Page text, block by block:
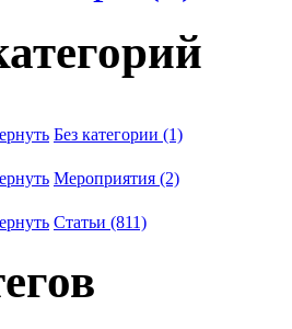
Без категории (1)
Мероприятия (2)
Статьи (811)